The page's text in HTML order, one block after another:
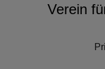
Verein